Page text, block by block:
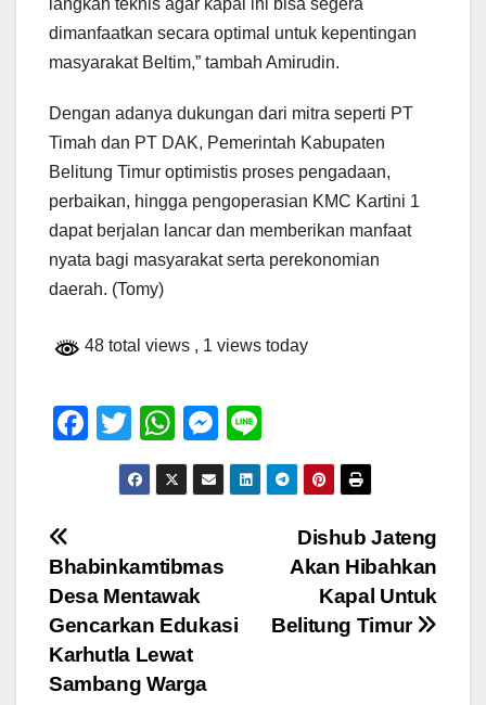
dimanfaatkan secara optimal untuk kepentingan
masyarakat Beltim,” tambah Amirudin.
Dengan adanya dukungan dari mitra seperti PT
Timah dan PT DAK, Pemerintah Kabupaten
Belitung Timur optimistis proses pengadaan,
perbaikan, hingga pengoperasian KMC Kartini 1
dapat berjalan lancar dan memberikan manfaat
nyata bagi masyarakat serta perekonomian
daerah. (Tomy)
48 total views , 1 views today
F
b
o
o
k
T
wi
tt
W
h
at
A
p
p
M
e
ss
n
er
n
e
Navigasi
pos
Dishub Jateng
Akan Hibahkan
Kapal Untuk
Belitung Timur
Bhabinkamtibmas
Desa Mentawak
Gencarkan Edukasi
Karhutla Lewat
Sambang Warga